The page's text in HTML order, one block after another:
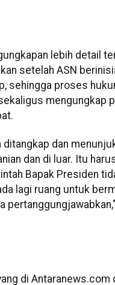
lebih detail
setelah ASN
sehingga proses
mengungkap
ditangkap dan
dan di luar. Itu
Bapak Presiden
lagi ruang untuk
di Antaranews.com